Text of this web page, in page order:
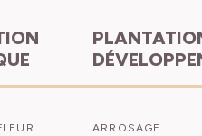
PLANTATION ET
ARROSAGE